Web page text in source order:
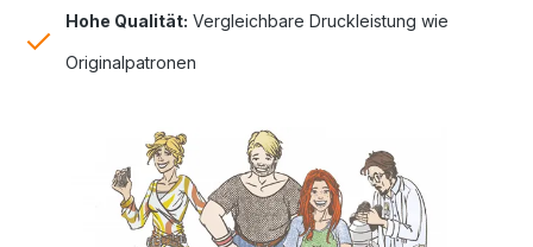
Hohe Qualität: Vergleichbare Druckleistung wie
Originalpatronen